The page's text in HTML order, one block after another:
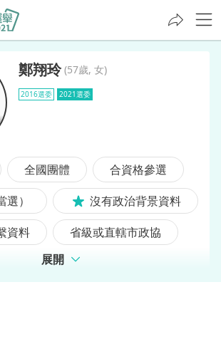
鄭翔玲 (57歲, 女)
2016選委 2021選委
全國團體
合資格參選
）
沒有政治背景資料
資料
省級或直轄市政協
展開